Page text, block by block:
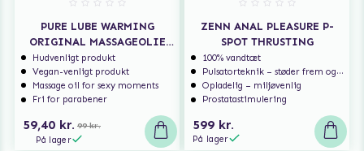
PURE LUBE WARMING
ORIGINAL MASSAGEOLIE
150 ML
Hudvenligt produkt
Vegan-venligt produkt
Massage oil for sexy moments
Fri for parabener
59,40 kr. 99 kr.
På lager
ZENN ANAL PLEASURE P-
SPOT THRUSTING
100% vandtæt
Pulsatorteknik – støder frem og tilbage
Opladelig – miljøvenlig
Prostatastimulering
599 kr.
På lager